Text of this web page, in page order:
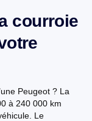
courroie
Peugeot ? La
à 240 000 km
Le